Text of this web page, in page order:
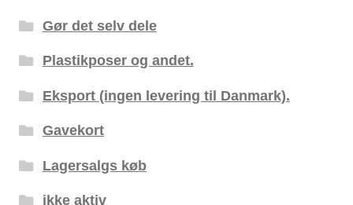
Gør det selv dele
Plastikposer og andet.
Eksport (ingen levering til Danmark).
Gavekort
Lagersalgs køb
ikke aktiv